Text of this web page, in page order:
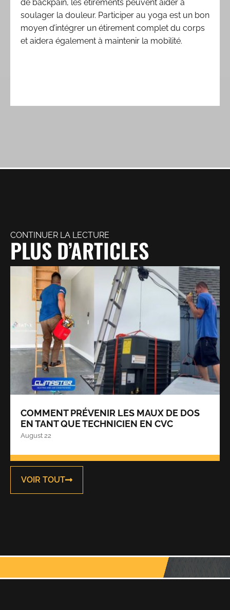
de backpain, les étirements peuvent aider à
soulager la douleur. Participer au yoga est un bon
moyen d’intégrer un étirement complet du corps
et aidera également à maintenir la mobilité.
CONTINUER LA LECTURE
PLUS D’ARTICLES
COMMENT PRÉVENIR LES MAUX DE DOS
EN TANT QUE TECHNICIEN EN CVC
August 22
VOIR TOUT